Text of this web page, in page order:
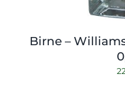
Birne –